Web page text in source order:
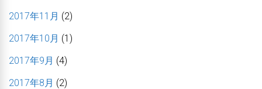
2017年11月 (2)
2017年10月 (1)
2017年9月 (4)
2017年8月 (2)